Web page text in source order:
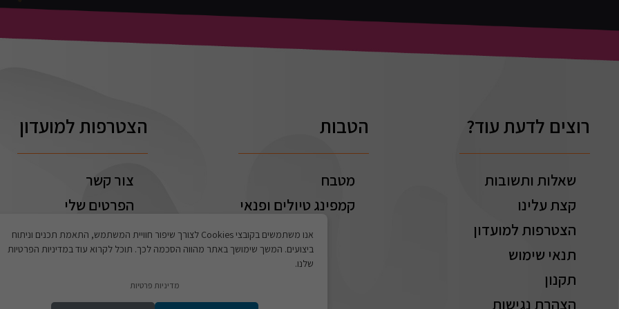
אנו משתמשים בקובצי Cookies לצורך שיפור חוויית המשתמש, התאמת תכנים וניתוח
ביצועים. המשך שימושך באתר מהווה הסכמה לכך. תוכל לקרוא עוד במדיניות הפרטיות
שלנו.
מדיניות פרטיות
רוצים לדעת עוד?
שאלות ותשובות
קצת עלינו
הצטרפות למועדון
תנאי שימוש
תקנון
הצהרת נגישות
הטבות
מטבח
קמפינג טיולים ופנאי
הצטרפות למועדון
צור קשר
הפרטים שלי
ההזמנות שלי